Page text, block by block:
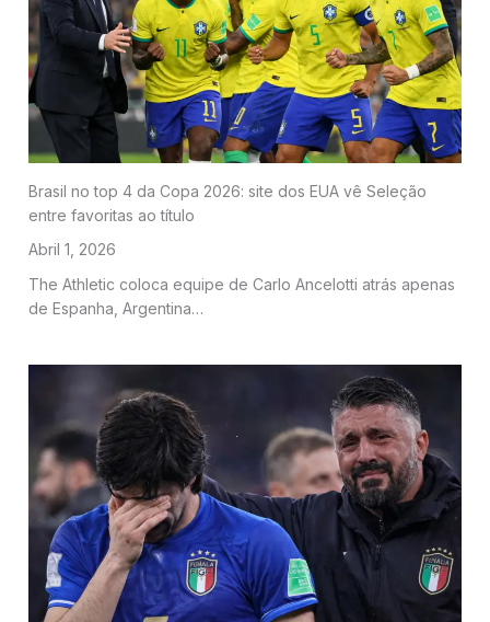
Brasil no top 4 da Copa 2026: site dos EUA vê Seleção
entre favoritas ao título
Abril 1, 2026
The Athletic coloca equipe de Carlo Ancelotti atrás apenas
de Espanha, Argentina…